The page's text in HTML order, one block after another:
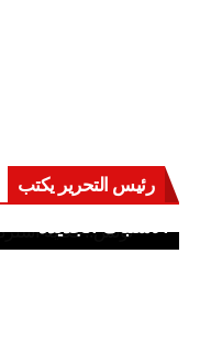
رئيس التحرير يكتب
حرب على العقول..
الاشتباك الجديدة